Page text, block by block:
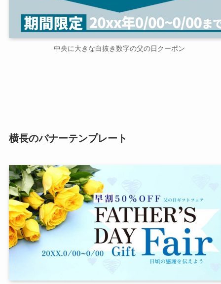
中央に大きな白抜き数字の父の日クーポン
横長のバナーテンプレート